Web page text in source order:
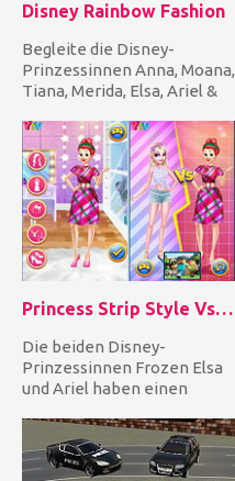
Disney Rainbow Fashion
Begleite die Disney-
Prinzessinnen Anna, Moana,
Tiana, Merida, Elsa, Ariel &
Princess Strip Style Vs Grid Style
Die beiden Disney-
Prinzessinnen Frozen Elsa
und Ariel haben einen
Stil bes...